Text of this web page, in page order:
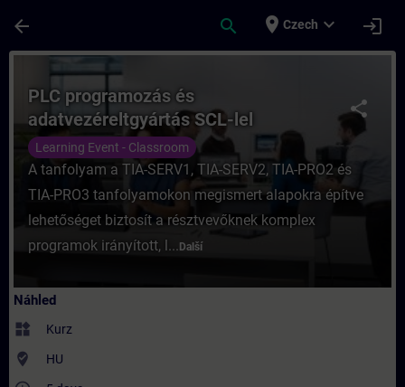
arrow_back search place Czech expand_more login
Kurz - PLC programozás és
share
PLC programozás és
adatvezéreltgyártás SCL-lel
Learning Event - Classroom
A tanfolyam a TIA-SERV1, TIA-SERV2, TIA-PRO2 és
TIA-PRO3 tanfolyamokon megismert alapokra építve
lehetőséget biztosít a résztvevőknek komplex
programok irányított, l... Další
Náhled
widgets Kurz
where_to_vote HU